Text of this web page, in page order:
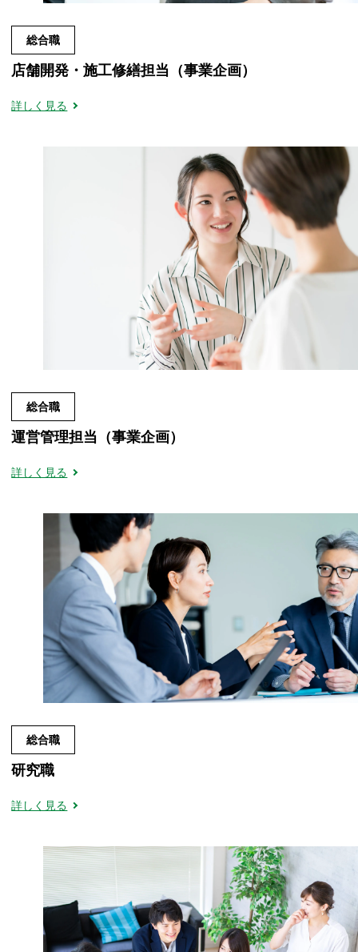
総合職
店舗開発・施工修繕担当（事業企画）
詳しく見る
総合職
運営管理担当（事業企画）
詳しく見る
総合職
研究職
詳しく見る